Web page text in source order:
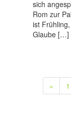
sich
Rom zur
ist
Glaube […]
« 1